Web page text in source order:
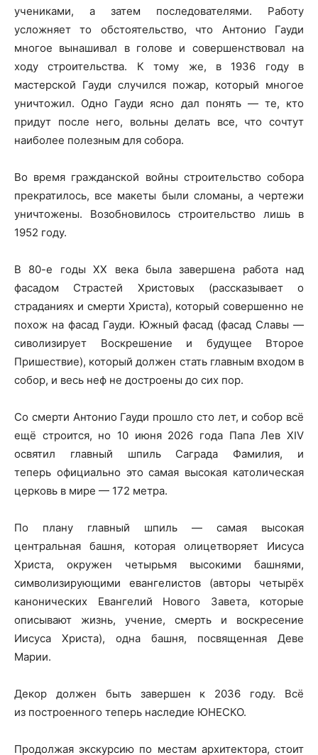
учениками, а затем последователями. Работу
усложняет то обстоятельство, что Антонио Гауди
многое вынашивал в голове и совершенствовал на
ходу строительства. К тому же, в 1936 году в
мастерской Гауди случился пожар, который многое
уничтожил. Одно Гауди ясно дал понять — те, кто
придут после него, вольны делать все, что сочтут
наиболее полезным для собора.
Во время гражданской войны строительство собора
прекратилось, все макеты были сломаны, а чертежи
уничтожены. Возобновилось строительство лишь в
1952 году.
В 80-е годы XX века была завершена работа над
фасадом Страстей Христовых (рассказывает о
страданиях и смерти Христа), который совершенно не
похож на фасад Гауди. Южный фасад (фасад Славы —
сиволизирует Воскрешение и будущее Второе
Пришествие), который должен стать главным входом в
собор, и весь неф не достроены до сих пор.
Со смерти Антонио Гауди прошло сто лет, и собор всё
ещё строится, но 10 июня 2026 года Папа Лев XIV
освятил главный шпиль Саграда Фамилия, и
теперь официально это самая высокая католическая
церковь в мире — 172 метра.
По плану главный шпиль — самая высокая
центральная башня, которая олицетворяет Иисуса
Христа, окружен четырьмя высокими башнями,
символизирующими евангелистов (авторы четырёх
канонических Евангелий Нового Завета, которые
описывают жизнь, учение, смерть и воскресение
Иисуса Христа), одна башня, посвященная Деве
Марии.
Декор должен быть завершен к 2036 году. Всё
из построенного теперь наследие ЮНЕСКО.
Продолжая экскурсию по местам архитектора, стоит